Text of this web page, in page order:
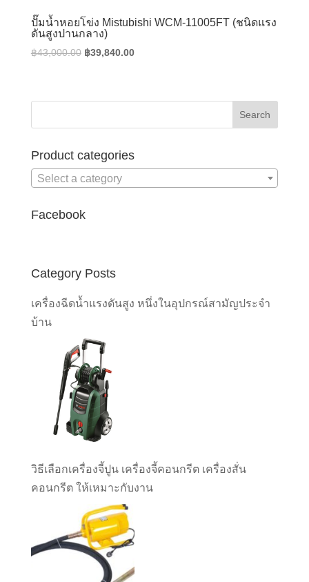
ปั๊มน้ำหอยโข่ง Mistubishi WCM-11005FT (ชนิดแรง
ดันสูงปานกลาง)
฿43,000.00 Original
฿43,000.00.
฿39,840.00Current
฿39,840.00.
Product categories
Select a category
Facebook
Category Posts
เครื่องฉีดน้ำแรงดันสูง หนึ่งในอุปกรณ์สามัญประจำ
บ้าน
วิธีเลือกเครื่องจี้ปูน เครื่องจี้คอนกรีต เครื่องสั่น
คอนกรีต ให้เหมาะกับงาน